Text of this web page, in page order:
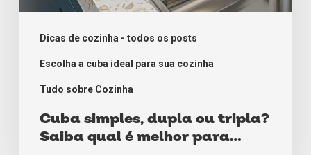
Dicas de cozinha - todos os posts
Escolha a cuba ideal para sua cozinha
Tudo sobre Cozinha
Cuba simples, dupla ou tripla?
Saiba qual é melhor para